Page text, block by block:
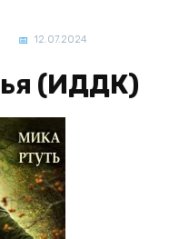
12.07.2024
(ИДДК)